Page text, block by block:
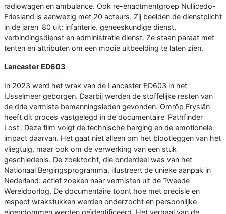
radiowagen en ambulance. Ook re-enactmentgroep Nullicedo-
Friesland is aanwezig met 20 acteurs. Zij beelden de dienstplicht
in de jaren '80 uit: infanterie. geneeskundige dienst,
verbindingsdienst en administratie dienst. Ze staan paraat met
tenten en attributen om een mooie uitbeelding te laten zien.
Lancaster ED603
In 2023 werd het wrak van de Lancaster ED603 in het
IJsselmeer geborgen. Daarbij werden de stoffelijke resten van
de drie vermiste bemanningsleden gevonden. Omrôp Fryslân
heeft dit proces vastgelegd in de documentaire 'Pathfinder
Lost'. Deze film volgt de technische berging en de emotionele
impact daarvan. Het gaat niet alleen om het blootleggen van het
vliegtuig, maar ook om de verwerking van een stuk
geschiedenis. De zoektocht, die onderdeel was van het
Nationaal Bergingsprogramma, illustreert de unieke aanpak in
Nederland: actief zoeken naar vermisten uit de Tweede
Wereldoorlog. De documentaire toont hoe met precisie en
respect wrakstukken werden onderzocht en persoonlijke
eigendommen werden geïdentificeerd. Het verhaal van de